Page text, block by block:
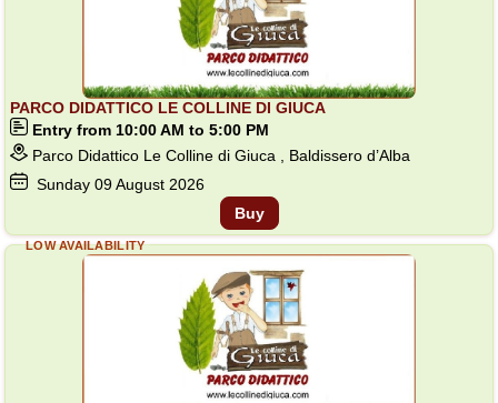
PARCO DIDATTICO LE COLLINE DI GIUCA
Entry from 10:00 AM to 5:00 PM
Parco Didattico Le Colline di Giuca , Baldissero d’Alba
Sunday 09August 2026
Buy
LOW AVAILABILITY